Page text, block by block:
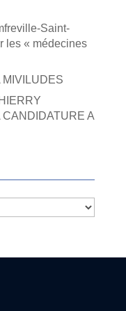
Saint-
les « médecines
MIVILUDES
A